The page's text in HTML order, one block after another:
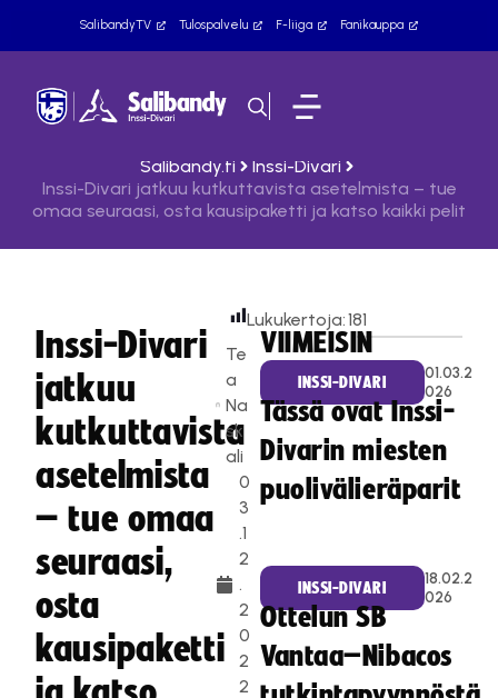
SalibandyTV Tulospalvelu F-liiga Fanikauppa
Salibandy.fi
Inssi-Divari
Inssi-Divari jatkuu kutkuttavista asetelmista – tue
omaa seuraasi, osta kausipaketti ja katso kaikki pelit
Inssi-Divari
jatkuu
kutkuttavista
asetelmista
– tue omaa
seuraasi,
osta
kausipaketti
Te
a
Na
sk
ali
0
3
.1
2
.
2
0
2
2
Lukukertoja:181
VIIMEISIN
INSSI-DIVARI
01.03.2
026
Tässä ovat Inssi-
Divarin miesten
puolivälieräparit
INSSI-DIVARI
18.02.2
026
Ottelun SB
Vantaa–Nibacos